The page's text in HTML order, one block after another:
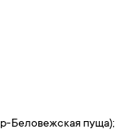
Беловежская пуща);